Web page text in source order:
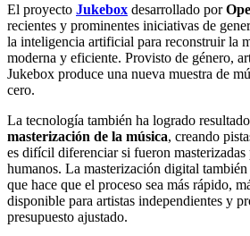
El proyecto Jukebox desarrollado por
recientes y prominentes iniciativas de
la inteligencia artificial para reconstruir la
moderna y eficiente. Provisto de género,
Jukebox produce una nueva muestra de
cero.
La tecnología también ha logrado
masterización de la música, creando
es difícil diferenciar si fueron
humanos. La masterización digital
que hace que el proceso sea más rápido,
disponible para artistas independientes y
presupuesto ajustado.